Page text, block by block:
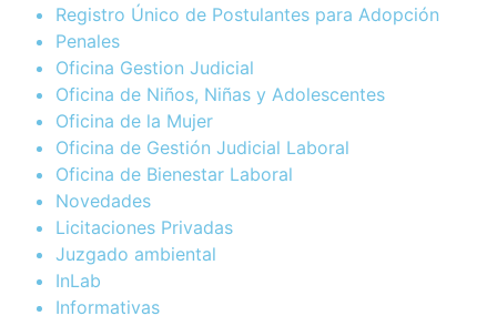
Registro Único de Postulantes para Adopción
Penales
Oficina Gestion Judicial
Oficina de Niños, Niñas y Adolescentes
Oficina de la Mujer
Oficina de Gestión Judicial Laboral
Oficina de Bienestar Laboral
Novedades
Licitaciones Privadas
Juzgado ambiental
InLab
Informativas